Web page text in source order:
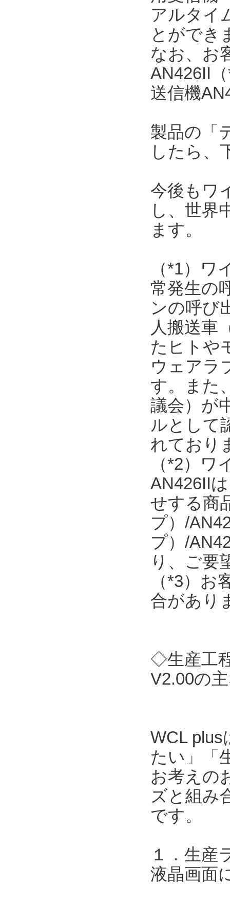
アルタイ
とができ
なお、お
AN426II
送信機
製品の「
したら、
今後もワ
し、世界
ます。
（*1）
常発生の
ンの呼び
人搬送車
たヒトや
ウェアラ
す。また
議会）が
ルとして
れており
（*2）
AN426II
せする商
プ）/
プ）/
り、ご
（*3）
合があり
◇生産工
V2.00の
WCL plus
たい」「
お考えの
ズと組み
です。
１．生産
液晶画面